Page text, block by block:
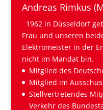
Andreas Rimkus
1962 in Düsseldorf
Frau und unseren
Elektromeister in der
nicht im Mandat bin.
Mitglied des
Mitglied im
Stellvertretendes
Verkehr des